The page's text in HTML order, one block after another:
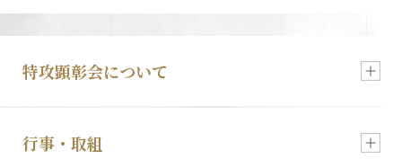
特攻顕彰会について
新着情報
行事・取組